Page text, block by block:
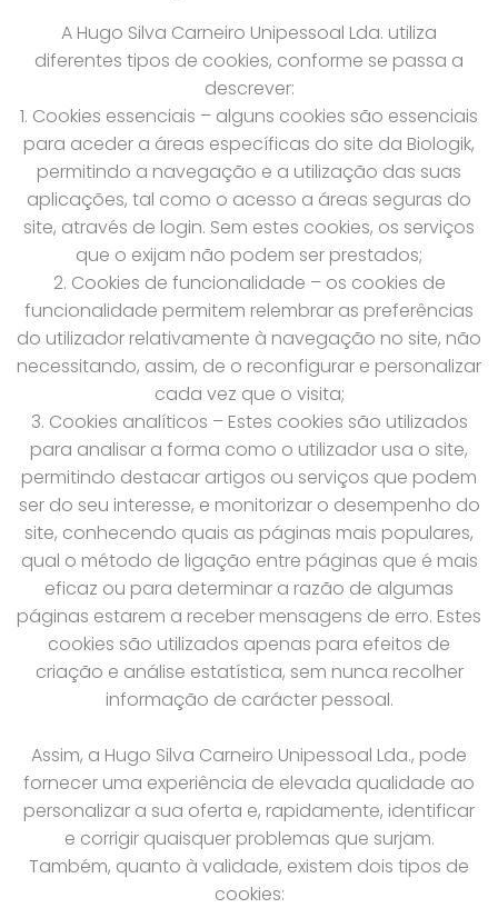
A Hugo Silva Carneiro Unipessoal Lda. utiliza
diferentes tipos de cookies, conforme se passa a
descrever:
1. Cookies essenciais – alguns cookies são essenciais
para aceder a áreas específicas do site da Biologik,
permitindo a navegação e a utilização das suas
aplicações, tal como o acesso a áreas seguras do
site, através de login. Sem estes cookies, os serviços
que o exijam não podem ser prestados;
2. Cookies de funcionalidade – os cookies de
funcionalidade permitem relembrar as preferências
do utilizador relativamente à navegação no site, não
necessitando, assim, de o reconfigurar e personalizar
cada vez que o visita;
3. Cookies analíticos – Estes cookies são utilizados
para analisar a forma como o utilizador usa o site,
permitindo destacar artigos ou serviços que podem
ser do seu interesse, e monitorizar o desempenho do
site, conhecendo quais as páginas mais populares,
qual o método de ligação entre páginas que é mais
eficaz ou para determinar a razão de algumas
páginas estarem a receber mensagens de erro. Estes
cookies são utilizados apenas para efeitos de
criação e análise estatística, sem nunca recolher
informação de carácter pessoal.
Assim, a Hugo Silva Carneiro Unipessoal Lda., pode
fornecer uma experiência de elevada qualidade ao
personalizar a sua oferta e, rapidamente, identificar
e corrigir quaisquer problemas que surjam.
Também, quanto à validade, existem dois tipos de
cookies: